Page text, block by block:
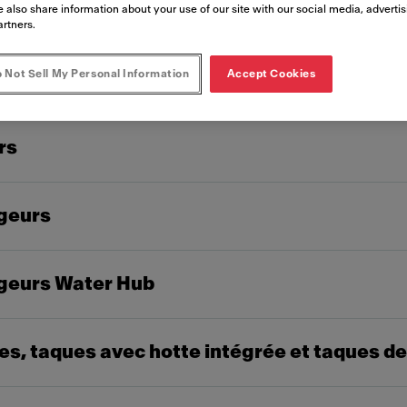
engagement à utiliser uniquement des
dans chacun des produits de notre gamme.
Water Hub
taques avec hotte intégrée et taques
also share information about your use of our site with our social media,
Not Sell My Personal Information Accept Cookies